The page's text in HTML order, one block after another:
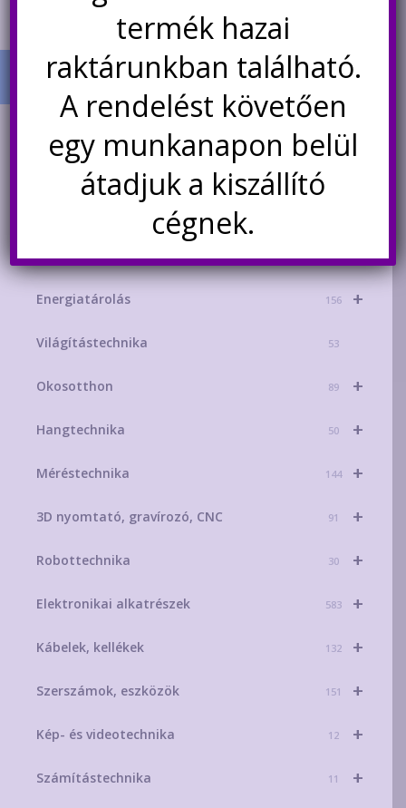
variációja
van.
A
a
termékoldalon
választhatók
ki
AKCIÓS TERMÉKEK
Mikrokontroller-technika
+
Áramforrások 214
+
Energiatárolás 156
Világítástechnika 53
+
Okosotthon 89
+
Hangtechnika 50
+
Méréstechnika 144
+
3D nyomtató, gravírozó, CNC 91
+
Robottechnika 30
+
Elektronikai alkatrészek 583
+
Kábelek, kellékek 132
+
Szerszámok, eszközök 151
+
Kép- és videotechnika 12
+
Számítástechnika 11
termék hazai
raktárunkban található.
A rendelést követően
egy munkanapon belül
átadjuk a kiszállító
cégnek.